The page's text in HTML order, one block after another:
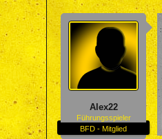
Alex22
Führungsspieler
BFD - Mitglied